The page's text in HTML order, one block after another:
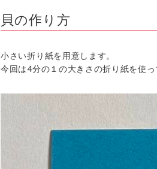
貝の作り方
小さい折り紙を用意します。
今回は4分の１の大きさの折り紙を使